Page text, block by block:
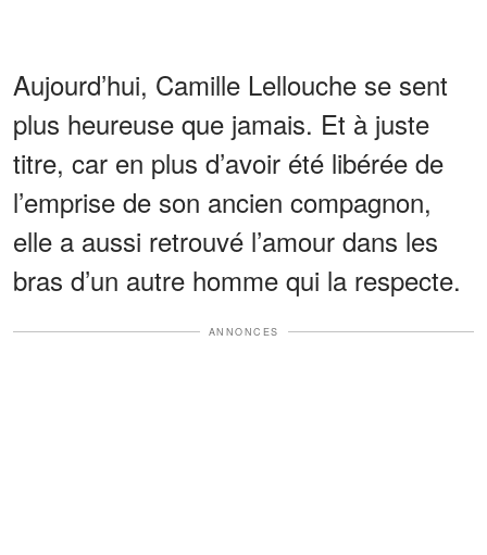
Aujourd’hui, Camille Lellouche se sent
plus heureuse que jamais. Et à juste
titre, car en plus d’avoir été libérée de
l’emprise de son ancien compagnon,
elle a aussi retrouvé l’amour dans les
bras d’un autre homme qui la respecte.
ANNONCES